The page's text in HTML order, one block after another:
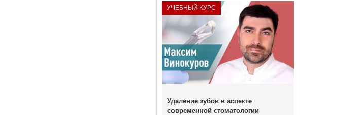
УЧЕБНЫЙ КУРС
Удаление зубов в аспекте
современной стоматологии